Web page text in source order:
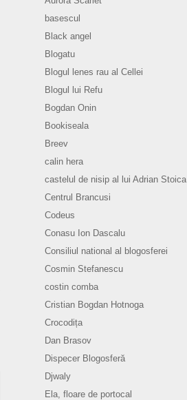
basescul
Black angel
Blogatu
Blogul lenes rau al Cellei
Blogul lui Refu
Bogdan Onin
Bookiseala
Breev
calin hera
castelul de nisip al lui Adrian Stoica
Centrul Brancusi
Codeus
Conasu Ion Dascalu
Consiliul national al blogosferei
Cosmin Stefanescu
costin comba
Cristian Bogdan Hotnoga
Crocodița
Dan Brasov
Dispecer Blogosferă
Djwaly
Ela, floare de portocal